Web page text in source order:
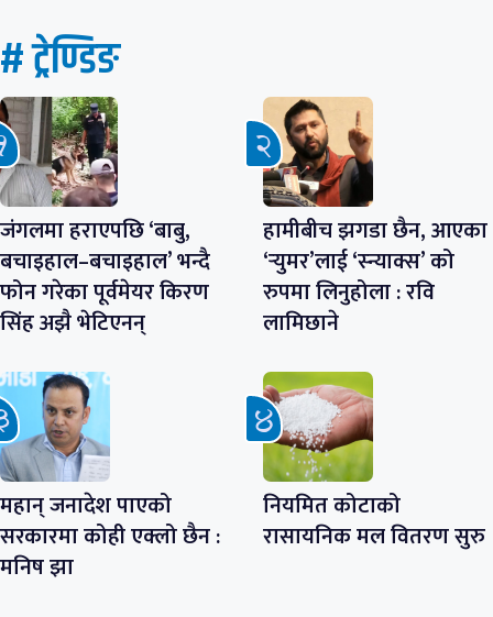
# ट्रेण्डिङ
जंगलमा हराएपछि ‘बाबु,
बचाइहाल–बचाइहाल’ भन्दै
फोन गरेका पूर्वमेयर किरण
सिंह अझै भेटिएनन्
हामीबीच झगडा छैन, आएका
‘र्‍युमर’लाई ‘स्न्याक्स’ को
रुपमा लिनुहोला : रवि
लामिछाने
महान् जनादेश पाएको
सरकारमा कोही एक्लो छैन :
मनिष झा
नियमित कोटाको
रासायनिक मल वितरण सुरु